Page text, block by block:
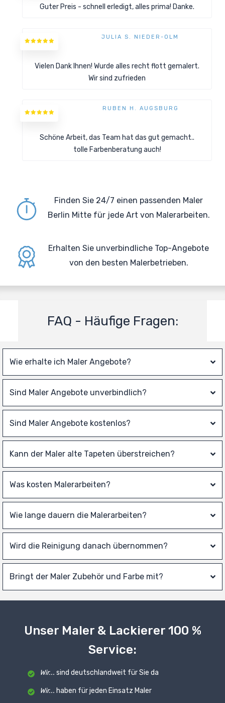
Guter Preis - schnell erledigt, alles prima! Danke.
JULIA S. NIEDER-OLM
Vielen Dank Ihnen! Wurde alles recht flott gemalert.
Wir sind zufrieden
RUBEN H. AUGSBURG
Schöne Arbeit, das Team hat das gut gemacht..
tolle Farbenberatung auch!
Finden Sie 24/7 einen passenden Maler
Berlin Mitte für jede Art von Malerarbeiten.
Erhalten Sie unverbindliche Top-Angebote
von den besten Malerbetrieben.
FAQ - Häufige Fragen:
Wie erhalte ich Maler Angebote?
Sind Maler Angebote unverbindlich?
Sind Maler Angebote kostenlos?
Kann der Maler alte Tapeten überstreichen?
Was kosten Malerarbeiten?
Wie lange dauern die Malerarbeiten?
Wird die Reinigung danach übernommen?
Bringt der Maler Zubehör und Farbe mit?
Unser Maler & Lackierer 100 %
Service:
Wir... sind deutschlandweit für Sie da
Wir... haben für jeden Einsatz Maler